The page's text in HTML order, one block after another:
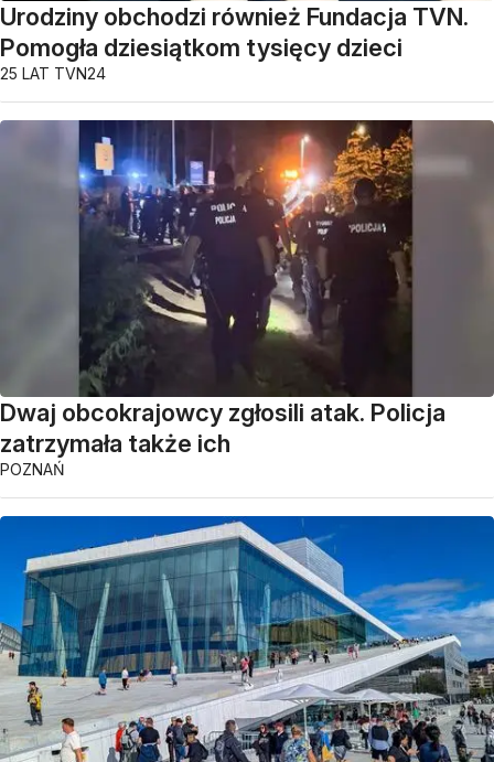
Urodziny obchodzi również Fundacja TVN.
Pomogła dziesiątkom tysięcy dzieci
25 LAT TVN24
Dwaj obcokrajowcy zgłosili atak. Policja
zatrzymała także ich
POZNAŃ